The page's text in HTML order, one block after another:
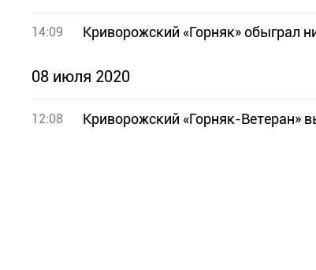
14:09 Криворожский «Горняк» обыграл
08 июля 2020
12:08 Криворожский «Горняк-Ветеран»